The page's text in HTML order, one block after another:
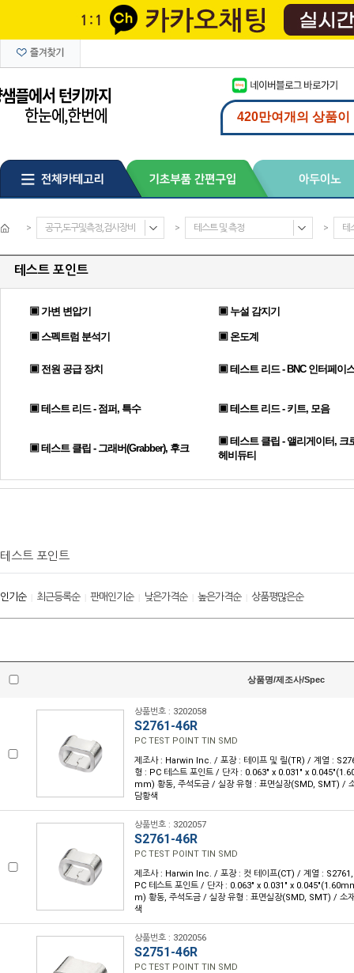
> 공구,도구및측정,검사장비 > 테스트 및 측정 > 테
테스트 포인트
▣ 가변 변압기 ▣ 누설 감지기
▣ 스펙트럼 분석기 ▣ 온도계
▣ 전원 공급 장치 ▣ 테스트 리드 - BNC 인터페이
▣ 테스트 리드 - 점퍼, 특수 ▣ 테스트 리드 - 키트, 모음
▣ 테스트 클립 - 그래버(Grabber), 후크
▣ 테스트 클립 - 앨리게이터, 크
헤비듀티
테스트 포인트
인기순| 최근등록순| 판매인기순| 낮은가격순| 높은가격순| 상품평많은순
상품명/제조사/Spec
상품번호 : 3202058
S2761-46R
PC TEST POINT TIN SMD
제조사 : Harwin Inc. / 포장 : 테이프 및 릴(TR) / 계열 :
형 : PC 테스트 포인트 / 단자 : 0.063" x 0.031" x
mm) 황동, 주석도금 / 실장 유형 : 표면실장(SMD, SMT) /
담황색
상품번호 : 3202057
S2761-46R
PC TEST POINT TIN SMD
제조사 : Harwin Inc. / 포장 : 컷 테이프(CT) / 계열 :
PC 테스트 포인트 / 단자 : 0.063" x 0.031" x
m) 황동, 주석도금 / 실장 유형 : 표면실장(SMD, SMT) / 소
색
상품번호 : 3202056
S2751-46R
PC TEST POINT TIN SMD